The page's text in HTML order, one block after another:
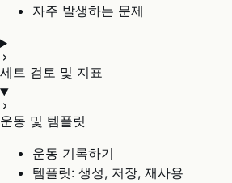
자주 발생하는 문제
세트 검토 및 지표
운동 및 템플릿
운동 기록하기
템플릿: 생성, 저장, 재사용